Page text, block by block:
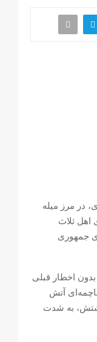
۱۴۰۱ خورشیدی، در مرز میلە
اهل ثلاث
جمهوری
اخطار قبلی
آتش
بە شدت